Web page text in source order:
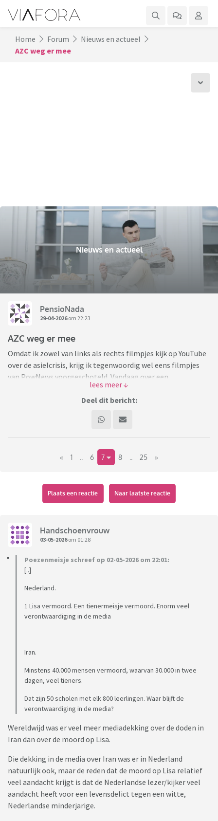
Home Forum
Nieuws en actueel
AZC weg er mee
Nieuws en actueel
PensioNada
29-04-2026om 22:23
AZC weg er mee
Omdat ik zowel van links als rechts filmpjes kijk op YouTube
over de asielcrisis, krijg ik tegenwoordig wel eens filmpjes
van PowNews voorgeschoteld. Vandaag over een
demonstratie in Apeldoorn waar de paar
tegendemonstranten dusdanig werden bedreigd dat ze
gebracht. Een aantal demonstranten tegen AZC's waren
volledig hysterisch en hadden echt het idee dat elke
mannelijke asielzoeker een potentiële moordenaar en
verkrachter is. Hoe kan de overheid dit beter regelen. Alle
niet. Maar wat dan wel?
Deel dit bericht:
« 1 6 7 8 25 »
Plaats een reactie Naar laatste reactie
Handschoenvrouw
03-05-2026om 01:28
Poezenmeisje schreef op 02-05-2026 om 22:01:
[..]
Nederland.
1 Lisa vermoord. Een tienermeisje vermoord. Enorm veel
verontwaardiging in de media
Iran.
Minstens 40.000 mensen vermoord, waarvan 30.000 in twee
dagen, veel tieners.
Dat zijn 50 scholen met elk 800 leerlingen. Waar blijft de
verontwaardiging in de media?
Wereldwijd was er veel meer mediadekking over de doden in
Iran dan over de moord op Lisa.
Die dekking in de media over Iran was er in Nederland
natuurlijk ook, maar de reden dat de moord op Lisa relatief
veel aandacht krijgt is dat de Nederlandse lezer/kijker veel
aandacht heeft voor een levensdelict tegen een witte,
Nederlandse minderjarige.